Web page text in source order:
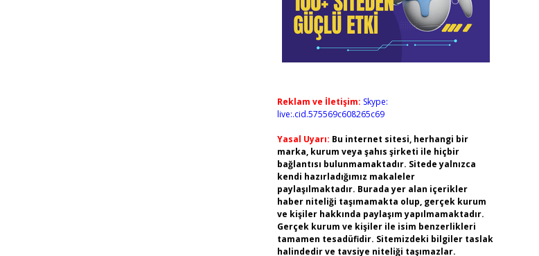
Reklam ve İletişim: Skype:
live:.cid.575569c608265c69
Yasal Uyarı: Bu internet sitesi, herhangi bir
marka, kurum veya şahıs şirketi ile hiçbir
bağlantısı bulunmamaktadır. Sitede yalnızca
kendi hazırladığımız makaleler
paylaşılmaktadır. Burada yer alan içerikler
haber niteliği taşımamakta olup, gerçek kurum
ve kişiler hakkında paylaşım yapılmamaktadır.
Gerçek kurum ve kişiler ile isim benzerlikleri
tamamen tesadüfidir. Sitemizdeki bilgiler taslak
halindedir ve tavsiye niteliği taşımazlar.